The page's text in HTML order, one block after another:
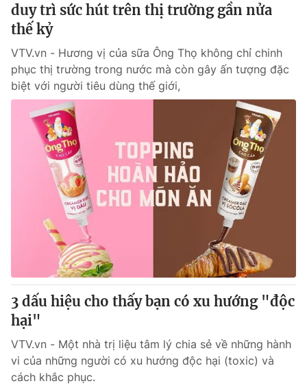
Góc doanh nghiệp
Truyền hình
Phim VTV
Hậu trường
Nhân vật
Khán giả
Giải sao mai
Giải trí
Điện ảnh
Âm nhạc
Đời sống
Du lịch
Làm đẹp
Chất lượng cuộc sống
Giáo dục
Tuyển sinh
Học trực tuyến
Công nghệ
Hitech Công nghệ tương lai
Sản phẩm
Thị trường
Tư vấn
Giao lưu trực tuyến
Lịch phát sóng
Chuyên mục khác
Emagazine
Photo Infographic
duy trì sức hút trên thị trường gần nửa
thế kỷ
VTV.vn - Hương vị của sữa Ông Thọ không chỉ chinh
phục thị trường trong nước mà còn gây ấn tượng đặc
biệt với người tiêu dùng thế giới,
3 dấu hiệu cho thấy bạn có xu hướng "độc
hại"
VTV.vn - Một nhà trị liệu tâm lý chia sẻ về những hành
vi của những người có xu hướng độc hại (toxic) và
cách khắc phục.